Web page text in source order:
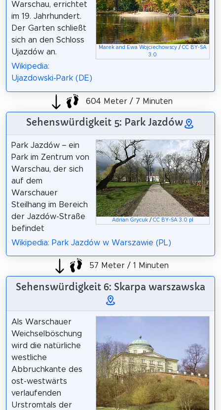
Marek and Ewa Wojciechowscy /CC BY-SA
3.0
Warschau, errichtet
im 19. Jahrhundert.
Der Garten schließt
sich an den Schloss
Ujazdów an.
Wikipedia:
Ujazdowski-Park (DE)
604 Meter / 7 Minuten
Sehenswürdigkeit 5: Park Jazdów
Adrian Grycuk /CC BY-SA 3.0 pl
Park Jazdów – ein
Park im Zentrum von
Warschau, der sich
auf dem
Warschauer
Steilhang im Bereich
der Jazdów-Straße
befindet
Wikipedia: Park Jazdów w Warszawie (PL)
57 Meter / 1 Minuten
Sehenswürdigkeit 6: Skarpa warszawska
Als Warschauer
Weichselböschung
wird die natürliche
westliche
Abbruchkante des
ost-westwärts
verlaufenden
Urstromtals der